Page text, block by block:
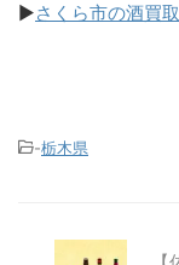
▶さくら市の酒買取
-栃木県